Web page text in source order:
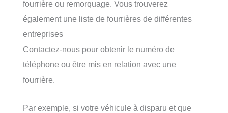
fourrière ou remorquage. Vous trouverez
également une liste de fourrières de différentes
entreprises
Contactez-nous pour obtenir le numéro de
téléphone ou être mis en relation avec une
fourrière.
Par exemple, si votre véhicule à disparu et que